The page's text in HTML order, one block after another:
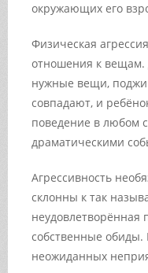
окружающих его
Физическая
отношения к вещам.
нужные вещи,
совпадают, и
поведение в любом
драматическими
Агрессивность
склонны к так
неудовлетворённая
собственные обиды.
неожиданных